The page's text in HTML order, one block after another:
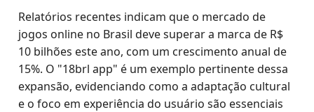
Relatórios recentes indicam que o mercado de
jogos online no Brasil deve superar a marca de R$
10 bilhões este ano, com um crescimento anual de
15%. O "18brl app" é um exemplo pertinente dessa
expansão, evidenciando como a adaptação cultural
e o foco em experiência do usuário são essenciais